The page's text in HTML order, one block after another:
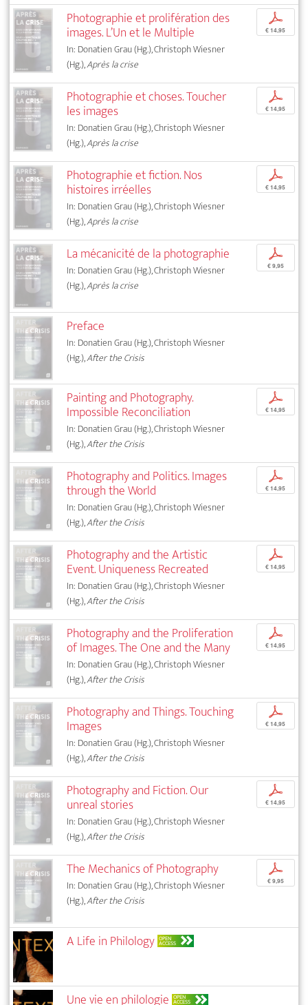
Photographie et prolifération des
images. L’Un et le Multiple
In: Donatien Grau (Hg.), Christoph Wiesner
(Hg.),Après la crise
p
€ 14,95
Photographie et choses. Toucher
les images
In: Donatien Grau (Hg.), Christoph Wiesner
(Hg.),Après la crise
p
€ 14,95
Photographie et fiction. Nos
histoires irréelles
In: Donatien Grau (Hg.), Christoph Wiesner
(Hg.),Après la crise
p
€ 14,95
La mécanicité de la photographie
In: Donatien Grau (Hg.), Christoph Wiesner
(Hg.),Après la crise
p
€ 9,95
Preface
In: Donatien Grau (Hg.), Christoph Wiesner
(Hg.),After the Crisis
Painting and Photography.
Impossible Reconciliation
In: Donatien Grau (Hg.), Christoph Wiesner
(Hg.),After the Crisis
p
€ 14,95
Photography and Politics. Images
through the World
In: Donatien Grau (Hg.), Christoph Wiesner
(Hg.),After the Crisis
p
€ 14,95
Photography and the Artistic
Event. Uniqueness Recreated
In: Donatien Grau (Hg.), Christoph Wiesner
(Hg.),After the Crisis
p
€ 14,95
Photography and the Proliferation
of Images. The One and the Many
In: Donatien Grau (Hg.), Christoph Wiesner
(Hg.),After the Crisis
p
€ 14,95
Photography and Things. Touching
Images
In: Donatien Grau (Hg.), Christoph Wiesner
(Hg.),After the Crisis
p
€ 14,95
Photography and Fiction. Our
unreal stories
In: Donatien Grau (Hg.), Christoph Wiesner
(Hg.),After the Crisis
p
€ 14,95
The Mechanics of Photography
In: Donatien Grau (Hg.), Christoph Wiesner
(Hg.),After the Crisis
p
€ 9,95
A Life in Philology OPEN
ACCESS
Une vie en philologie OPEN
ACCESS